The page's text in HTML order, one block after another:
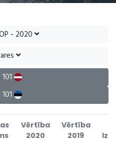
- 2020
Vērtība
2020
Vērtība
2019